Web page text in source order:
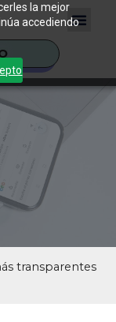
la mejor
accediendo
transparentes